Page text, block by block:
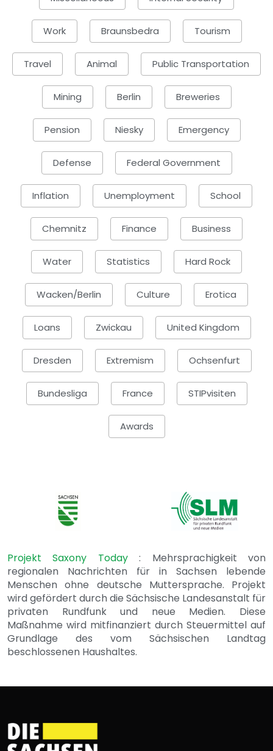
Work Braunsbedra Tourism
Travel Animal Public Transportation
Mining Berlin Breweries
Pension Niesky Emergency
Defense Federal Government
Inflation Unemployment School
Chemnitz Finance Business
Water Statistics Hard Rock
Wacken/Berlin Culture Erotica
Loans Zwickau United Kingdom
Dresden Extremism Ochsenfurt
Bundesliga France STIPvisiten
Awards
Projekt Saxony Today: Mehrsprachigkeit von
regionalen Nachrichten für in Sachsen lebende
Menschen ohne deutsche Muttersprache. Projekt
wird gefördert durch die Sächsische Landesanstalt für
privaten Rundfunk und neue Medien. Diese
Maßnahme wird mitfinanziert durch Steuermittel auf
Grundlage des vom Sächsischen Landtag
beschlossenen Haushaltes.